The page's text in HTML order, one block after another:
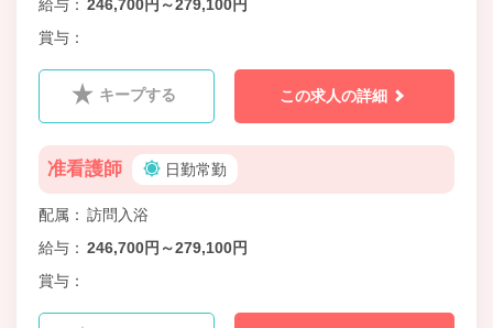
給与
246,700円～279,100円
賞与
キープする この求人の詳細
准看護師 日勤常勤
配属
訪問入浴
給与
246,700円～279,100円
賞与